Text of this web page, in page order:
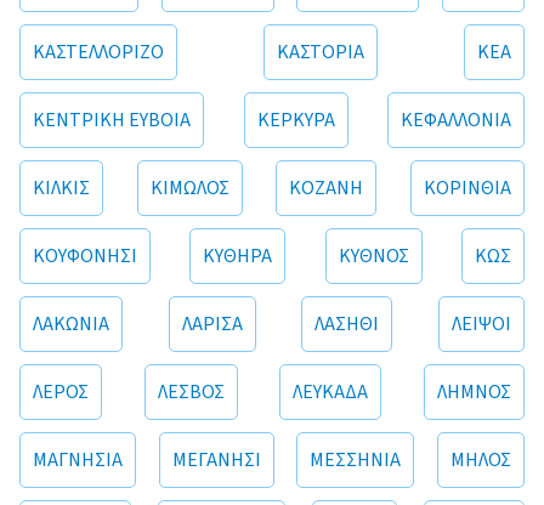
ΚΑΣΤΕΛΛΟΡΙΖΟ ΚΑΣΤΟΡΙΑ ΚΕΑ
ΚΕΝΤΡΙΚΗ ΕΥΒΟΙΑ ΚΕΡΚΥΡΑ ΚΕΦΑΛΛΟΝΙΑ
ΚΙΛΚΙΣ ΚΙΜΩΛΟΣ ΚΟΖΑΝΗ ΚΟΡΙΝΘΙΑ
ΚΟΥΦΟΝΗΣΙ ΚΥΘΗΡΑ ΚΥΘΝΟΣ ΚΩΣ
ΛΑΚΩΝΙΑ ΛΑΡΙΣΑ ΛΑΣΗΘΙ ΛΕΙΨΟΙ
ΛΕΡΟΣ ΛΕΣΒΟΣ ΛΕΥΚΑΔΑ ΛΗΜΝΟΣ
ΜΑΓΝΗΣΙΑ ΜΕΓΑΝΗΣΙ ΜΕΣΣΗΝΙΑ ΜΗΛΟΣ